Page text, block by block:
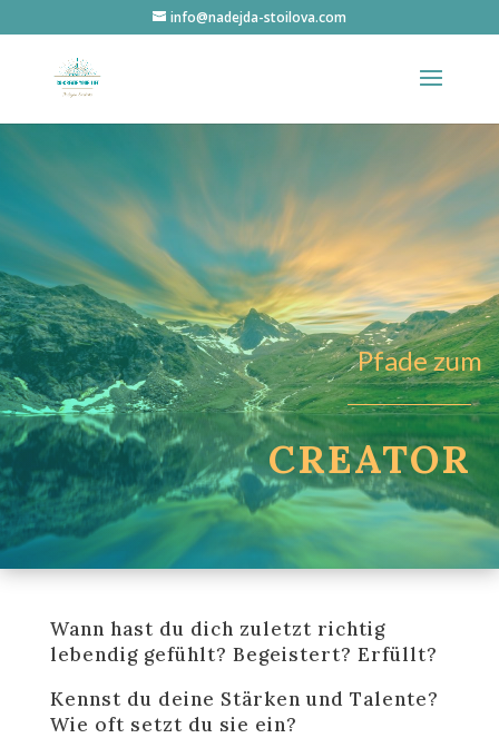
info@nadejda-stoilova.com
Pfade zum
CREATOR
Wann hast du dich zuletzt richtig
lebendig gefühlt? Begeistert? Erfüllt?
Kennst du deine Stärken und Talente?
Wie oft setzt du sie ein?